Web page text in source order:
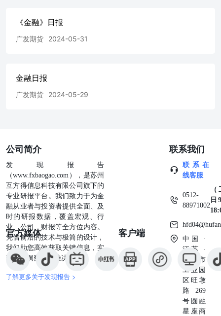
《金融》日报
广发期货 2024-05-31
金融日报
广发期货 2024-05-29
公司简介
发现报告
（www.fxbaogao.com），是苏州
互方得信息科技有限公司旗下的
专业研报平台。我们致力于为金
融从业者与投资者提供全面、及
时的研报数据，覆盖宏观、行
业、公司、财报等全方位内容。
凭借前沿的技术与极简的设计，
我们助您高效获取关键信息，实
现深度洞察与精准决策。
了解更多关于发现报告 >
官方媒体 客户端
联系我们
联系在
线客服
0512-
88971002
日
中国 ·
江苏 ·
苏州市
工业园
区旺墩
路269
号圆融
星座商